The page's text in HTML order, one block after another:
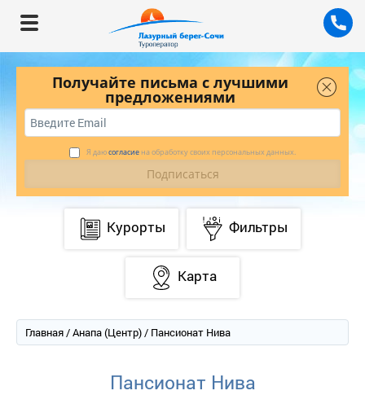
Получайте письма с лучшими
предложениями
Я даюсогласие на обработку своих персональных данных.
Курорты Фильтры
Карта
Главная/Анапа (Центр)/ Пансионат Нива
Пансионат Нива